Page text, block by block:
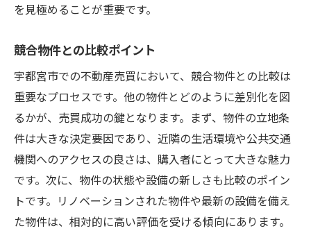
を見極めることが重要です。
競合物件との比較ポイント
宇都宮市での不動産売買において、競合物件との比較は
重要なプロセスです。他の物件とどのように差別化を図
るかが、売買成功の鍵となります。まず、物件の立地条
件は大きな決定要因であり、近隣の生活環境や公共交通
機関へのアクセスの良さは、購入者にとって大きな魅力
です。次に、物件の状態や設備の新しさも比較のポイン
トです。リノベーションされた物件や最新の設備を備え
た物件は、相対的に高い評価を受ける傾向にあります。